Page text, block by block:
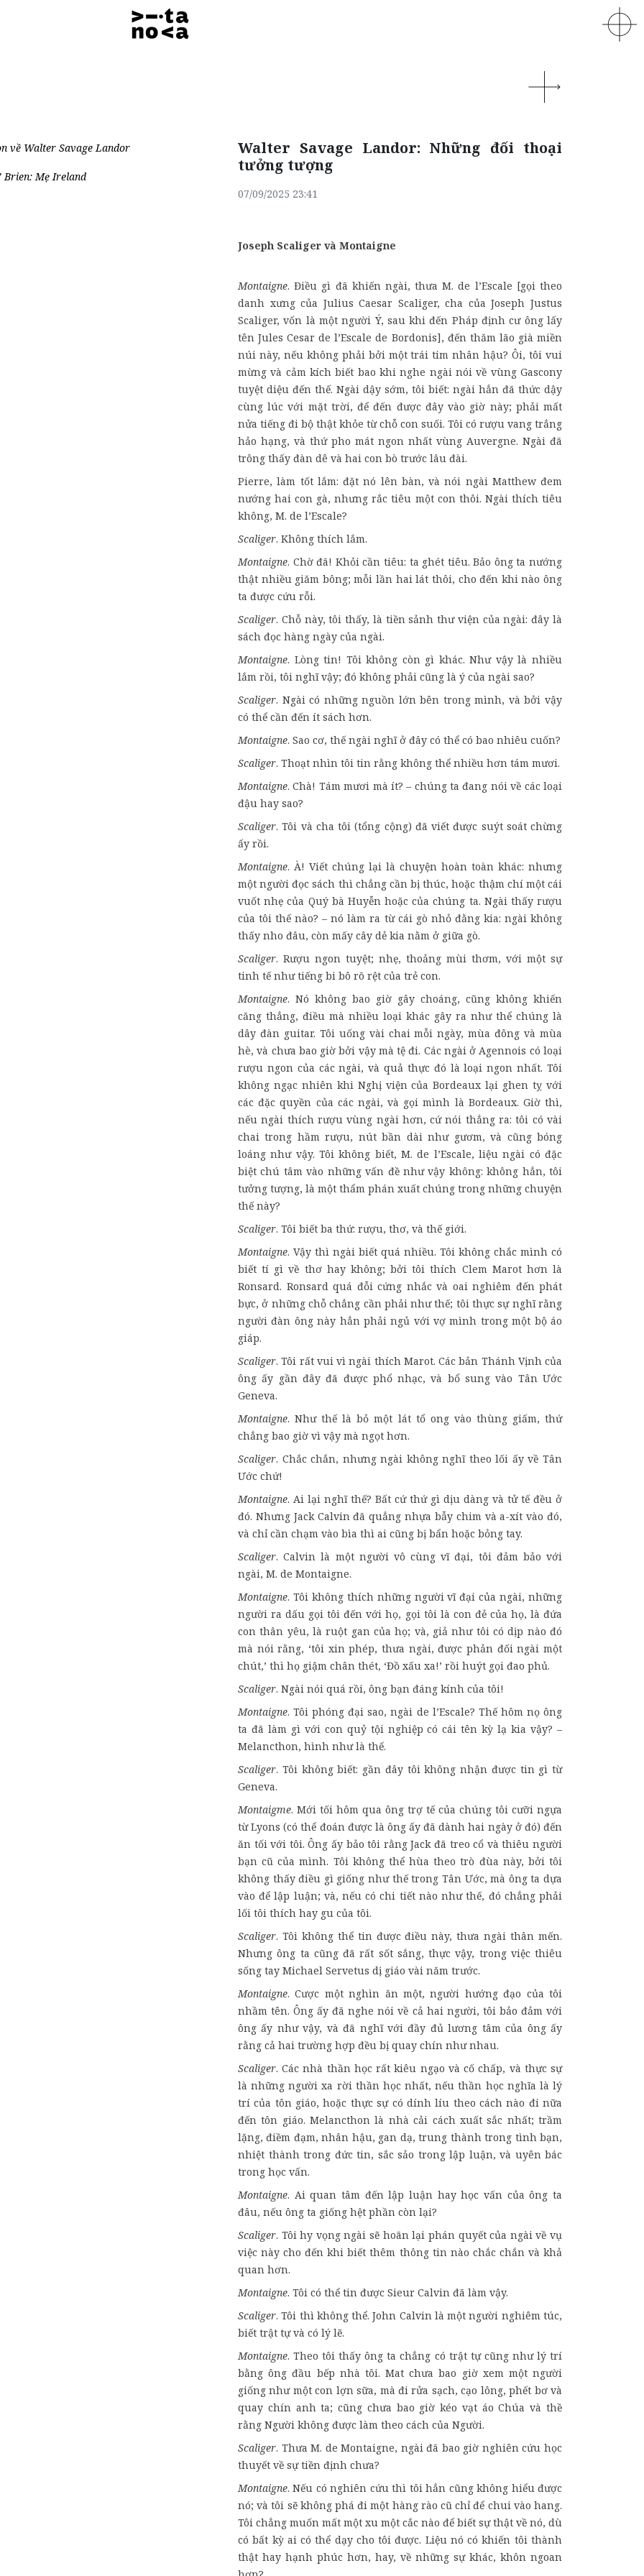
về Walter Savage Landor
Brien: Mẹ Ireland
Walter Savage Landor: Những đối thoại
tưởng tượng
07/09/2025 23:41
Joseph Scaliger và Montaigne
Montaigne. Điều gì đã khiến ngài, thưa M. de l’Escale [gọi theo
danh xưng của Julius Caesar Scaliger, cha của Joseph Justus
Scaliger, vốn là một người Ý, sau khi đến Pháp định cư ông lấy
tên Jules Cesar de l’Escale de Bordonis], đến thăm lão già miền
núi này, nếu không phải bởi một trái tim nhân hậu? Ôi, tôi vui
mừng và cảm kích biết bao khi nghe ngài nói về vùng Gascony
tuyệt diệu đến thế. Ngài dậy sớm, tôi biết: ngài hẳn đã thức dậy
cùng lúc với mặt trời, để đến được đây vào giờ này; phải mất
nửa tiếng đi bộ thật khỏe từ chỗ con suối. Tôi có rượu vang trắng
hảo hạng, và thứ pho mát ngon nhất vùng Auvergne. Ngài đã
trông thấy đàn dê và hai con bò trước lâu đài.
Pierre, làm tốt lắm: đặt nó lên bàn, và nói ngài Matthew đem
nướng hai con gà, nhưng rắc tiêu một con thôi. Ngài thích tiêu
không, M. de l’Escale?
Scaliger. Không thích lắm.
Montaigne. Chờ đã! Khỏi cần tiêu: ta ghét tiêu. Bảo ông ta nướng
thật nhiều giăm bông; mỗi lần hai lát thôi, cho đến khi nào ông
ta được cứu rỗi.
Scaliger. Chỗ này, tôi thấy, là tiền sảnh thư viện của ngài: đây là
sách đọc hàng ngày của ngài.
Montaigne. Lòng tin! Tôi không còn gì khác. Như vậy là nhiều
lắm rồi, tôi nghĩ vậy; đó không phải cũng là ý của ngài sao?
Scaliger. Ngài có những nguồn lớn bên trong mình, và bởi vậy
có thể cần đến ít sách hơn.
Montaigne. Sao cơ, thế ngài nghĩ ở đây có thể có bao nhiêu cuốn?
Scaliger. Thoạt nhìn tôi tin rằng không thể nhiều hơn tám mươi.
Montaigne. Chà! Tám mươi mà ít? – chúng ta đang nói về các loại
đậu hay sao?
Scaliger. Tôi và cha tôi (tổng cộng) đã viết được suýt soát chừng
ấy rồi.
Montaigne. À! Viết chúng lại là chuyện hoàn toàn khác: nhưng
một người đọc sách thì chẳng cần bị thúc, hoặc thậm chí một cái
vuốt nhẹ của Quý bà Huyễn hoặc của chúng ta. Ngài thấy rượu
của tôi thế nào? – nó làm ra từ cái gò nhỏ đằng kia: ngài không
thấy nho đâu, còn mấy cây dẻ kia nằm ở giữa gò.
Scaliger. Rượu ngon tuyệt; nhẹ, thoảng mùi thơm, với một sự
tinh tế như tiếng bi bô rõ rệt của trẻ con.
Montaigne. Nó không bao giờ gây choáng, cũng không khiến
căng thẳng, điều mà nhiều loại khác gây ra như thể chúng là
dây đàn guitar. Tôi uống vài chai mỗi ngày, mùa đông và mùa
hè, và chưa bao giờ bởi vậy mà tệ đi. Các ngài ở Agennois có loại
rượu ngon của các ngài, và quả thực đó là loại ngon nhất. Tôi
không ngạc nhiên khi Nghị viện của Bordeaux lại ghen tỵ với
các đặc quyền của các ngài, và gọi mình là Bordeaux. Giờ thì,
nếu ngài thích rượu vùng ngài hơn, cứ nói thẳng ra: tôi có vài
chai trong hầm rượu, nút bần dài như gươm, và cũng bóng
loáng như vậy. Tôi không biết, M. de l’Escale, liệu ngài có đặc
biệt chú tâm vào những vấn đề như vậy không: không hẳn, tôi
tưởng tượng, là một thẩm phán xuất chúng trong những chuyện
thế này?
Scaliger. Tôi biết ba thứ: rượu, thơ, và thế giới.
Montaigne. Vậy thì ngài biết quá nhiều. Tôi không chắc mình có
biết tí gì về thơ hay không; bởi tôi thích Clem Marot hơn là
Ronsard. Ronsard quá đỗi cứng nhắc và oai nghiêm đến phát
bực, ở những chỗ chẳng cần phải như thế; tôi thực sự nghĩ rằng
người đàn ông này hẳn phải ngủ với vợ mình trong một bộ áo
giáp.
Scaliger. Tôi rất vui vì ngài thích Marot. Các bản Thánh Vịnh của
ông ấy gần đây đã được phổ nhạc, và bổ sung vào Tân Ước
Geneva.
Montaigne. Như thế là bỏ một lát tổ ong vào thùng giấm, thứ
chẳng bao giờ vì vậy mà ngọt hơn.
Scaliger. Chắc chắn, nhưng ngài không nghĩ theo lối ấy về Tân
Ước chứ!
Montaigne. Ai lại nghĩ thế? Bất cứ thứ gì dịu dàng và tử tế đều ở
đó. Nhưng Jack Calvin đã quẳng nhựa bẫy chim và a-xít vào đó,
và chỉ cần chạm vào bìa thì ai cũng bị bẩn hoặc bỏng tay.
Scaliger. Calvin là một người vô cùng vĩ đại, tôi đảm bảo với
ngài, M. de Montaigne.
Montaigne. Tôi không thích những người vĩ đại của ngài, những
người ra dấu gọi tôi đến với họ, gọi tôi là con đẻ của họ, là đứa
con thân yêu, là ruột gan của họ; và, giả như tôi có dịp nào đó
mà nói rằng, ‘tôi xin phép, thưa ngài, được phản đối ngài một
chút,’ thì họ giậm chân thét, ‘Đồ xấu xa!’ rồi huýt gọi đao phủ.
Scaliger. Ngài nói quá rồi, ông bạn đáng kính của tôi!
Montaigne. Tôi phóng đại sao, ngài de l’Escale? Thế hôm nọ ông
ta đã làm gì với con quỷ tội nghiệp có cái tên kỳ lạ kia vậy? –
Melancthon, hình như là thế.
Scaliger. Tôi không biết: gần đây tôi không nhận được tin gì từ
Geneva.
Montaigme. Mới tối hôm qua ông trợ tế của chúng tôi cưỡi ngựa
từ Lyons (có thể đoán được là ông ấy đã dành hai ngày ở đó) đến
ăn tối với tôi. Ông ấy bảo tôi rằng Jack đã treo cổ và thiêu người
bạn cũ của mình. Tôi không thể hùa theo trò đùa này, bởi tôi
không thấy điều gì giống như thế trong Tân Ước, mà ông ta dựa
vào để lập luận; và, nếu có chi tiết nào như thế, đó chẳng phải
lối tôi thích hay gu của tôi.
Scaliger. Tôi không thể tin được điều này, thưa ngài thân mến.
Nhưng ông ta cũng đã rất sốt sắng, thực vậy, trong việc thiêu
sống tay Michael Servetus dị giáo vài năm trước.
Montaigne. Cược một nghìn ăn một, người hướng đạo của tôi
nhầm tên. Ông ấy đã nghe nói về cả hai người, tôi bảo đảm với
ông ấy như vậy, và đã nghĩ với đầy đủ lương tâm của ông ấy
rằng cả hai trường hợp đều bị quay chín như nhau.
Scaliger. Các nhà thần học rất kiêu ngạo và cố chấp, và thực sự
là những người xa rời thần học nhất, nếu thần học nghĩa là lý
trí của tôn giáo, hoặc thực sự có dính líu theo cách nào đi nữa
đến tôn giáo. Melancthon là nhà cải cách xuất sắc nhất; trầm
lặng, điềm đạm, nhân hậu, gan dạ, trung thành trong tình bạn,
nhiệt thành trong đức tin, sắc sảo trong lập luận, và uyên bác
trong học vấn.
Montaigne. Ai quan tâm đến lập luận hay học vấn của ông ta
đâu, nếu ông ta giống hệt phần còn lại?
Scaliger. Tôi hy vọng ngài sẽ hoãn lại phán quyết của ngài về vụ
việc này cho đến khi biết thêm thông tin nào chắc chắn và khả
quan hơn.
Montaigne. Tôi có thể tin được Sieur Calvin đã làm vậy.
Scaliger. Tôi thì không thể. John Calvin là một người nghiêm túc,
biết trật tự và có lý lẽ.
Montaigne. Theo tôi thấy ông ta chẳng có trật tự cũng như lý trí
bằng ông đầu bếp nhà tôi. Mat chưa bao giờ xem một người
giống như một con lợn sữa, mà đi rửa sạch, cạo lông, phết bơ và
quay chín anh ta; cũng chưa bao giờ kéo vạt áo Chúa và thề
rằng Người không được làm theo cách của Người.
Scaliger. Thưa M. de Montaigne, ngài đã bao giờ nghiên cứu học
thuyết về sự tiền định chưa?
Montaigne. Nếu có nghiên cứu thì tôi hẳn cũng không hiểu được
nó; và tôi sẽ không phá đi một hàng rào cũ chỉ để chui vào hang.
Tôi chẳng muốn mất một xu một cắc nào để biết sự thật về nó, dù
có bất kỳ ai có thể dạy cho tôi được. Liệu nó có khiến tôi thành
thật hay hạnh phúc hơn, hay, về những sự khác, khôn ngoan